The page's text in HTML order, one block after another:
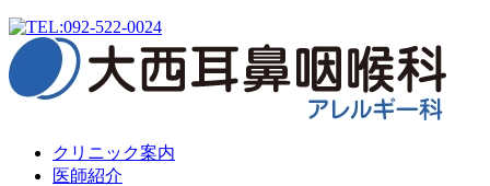
クリニック案内
医師紹介